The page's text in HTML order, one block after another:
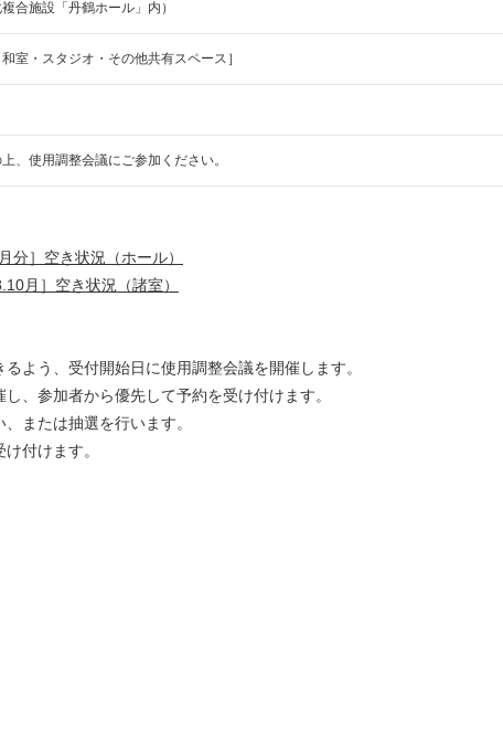
合施設「丹鶴ホール」内）
室・スタジオ・その他共有スペース］
、使用調整会議にご参加ください。
分］空き状況（ホール）
月］空き状況（諸室）
よう、受付開始日に使用調整会議を開催します。
、参加者から優先して予約を受け付けます。
または抽選を行います。
付けます。